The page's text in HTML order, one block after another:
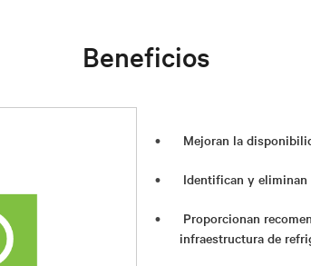
Beneficios
Mejoran la
Identifican y
Proporcionan
infraestructura de